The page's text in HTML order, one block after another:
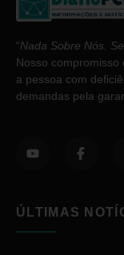
“Nada Sobre Nós.
Nosso compromisso
a pessoa com
demandas pela
ÚLTIMAS